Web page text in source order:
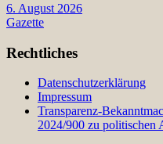
6. August 2026
Gazette
Rechtliches
Datenschutzerklärung
Impressum
Transparenz-
2024/900 zu politischen